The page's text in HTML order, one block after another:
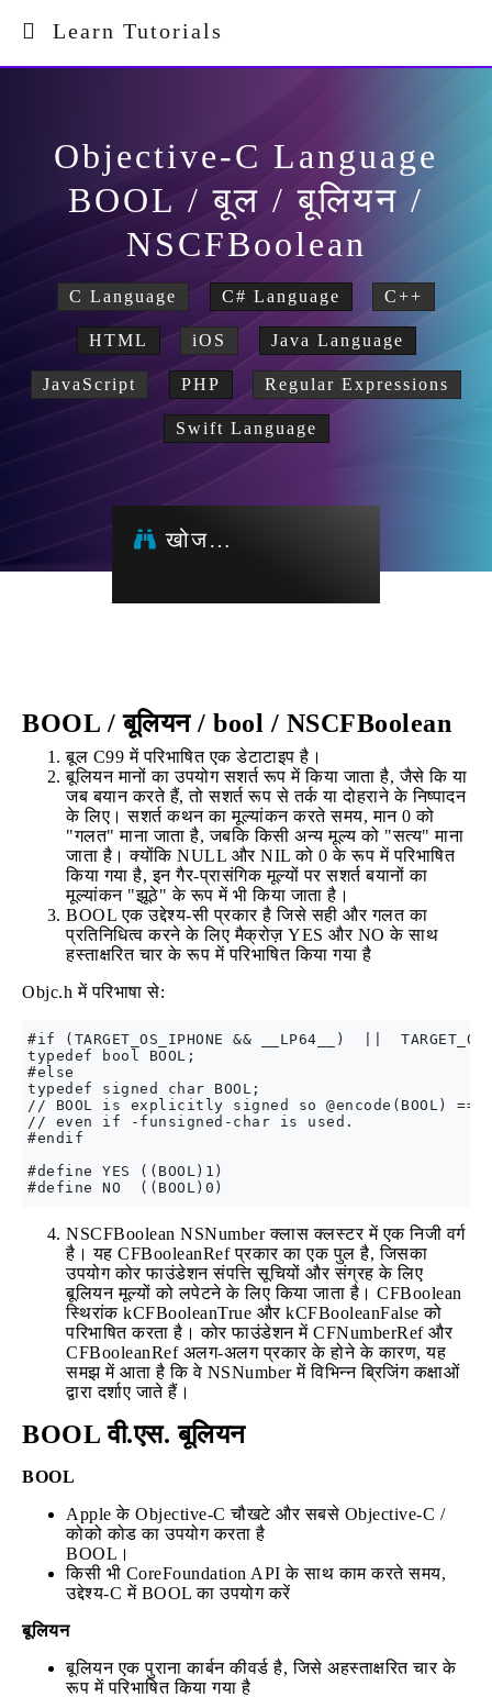
Learn Tutorials
Objective-C Language
BOOL / बूल / बूलियन /
NSCFBoolean
C Language C# Language C++
HTML iOS Java Language
JavaScript PHP Regular Expressions
Swift Language
खोज…
BOOL / बूलियन / bool / NSCFBoolean
बूल C99 में परिभाषित एक डेटाटाइप है।
बूलियन मानों का उपयोग सशर्त रूप में किया जाता है, जैसे कि या
जब बयान करते हैं, तो सशर्त रूप से तर्क या दोहराने के निष्पादन
के लिए। सशर्त कथन का मूल्यांकन करते समय, मान 0 को
"गलत" माना जाता है, जबकि किसी अन्य मूल्य को "सत्य" माना
जाता है। क्योंकि NULL और NIL को 0 के रूप में परिभाषित
किया गया है, इन गैर-प्रासंगिक मूल्यों पर सशर्त बयानों का
मूल्यांकन "झूठे" के रूप में भी किया जाता है।
BOOL एक उद्देश्य-सी प्रकार है जिसे सही और गलत का
प्रतिनिधित्व करने के लिए मैक्रोज़ YES और NO के साथ
हस्ताक्षरित चार के रूप में परिभाषित किया गया है
Objc.h में परिभाषा से:
#if (TARGET_OS_IPHONE && __LP64__)  ||
typedef bool BOOL;
#else
typedef signed char BOOL;
// BOOL is explicitly signed so @encode(BOOL)
// even if -funsigned-char is used.
#endif
#define YES ((BOOL)1)
NSCFBoolean NSNumber क्लास क्लस्टर में एक निजी वर्ग
है। यह CFBooleanRef प्रकार का एक पुल है, जिसका
उपयोग कोर फाउंडेशन संपत्ति सूचियों और संग्रह के लिए
बूलियन मूल्यों को लपेटने के लिए किया जाता है। CFBoolean
स्थिरांक kCFBooleanTrue और kCFBooleanFalse को
परिभाषित करता है। कोर फाउंडेशन में CFNumberRef और
CFBooleanRef अलग-अलग प्रकार के होने के कारण, यह
समझ में आता है कि वे NSNumber में विभिन्न ब्रिजिंग कक्षाओं
द्वारा दर्शाए जाते हैं।
BOOL वी.एस. बूलियन
BOOL
Apple के Objective-C चौखटे और सबसे Objective-C /
कोको कोड का उपयोग करता है
BOOL।
किसी भी CoreFoundation API के साथ काम करते समय,
उद्देश्य-C में BOOL का उपयोग करें
बूलियन
बूलियन एक पुराना कार्बन कीवर्ड है, जिसे अहस्ताक्षरित चार के
रूप में परिभाषित किया गया है